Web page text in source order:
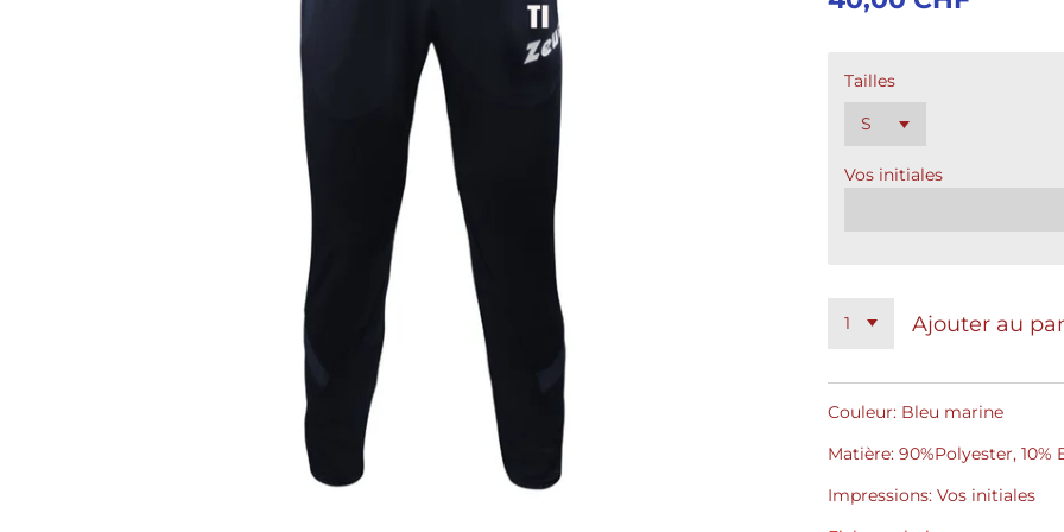
Tailles
Vos initiales
Ajouter au
Couleur: Bleu marine
Matière: 90%Polyester, 10%
Impressions: Vos initiales